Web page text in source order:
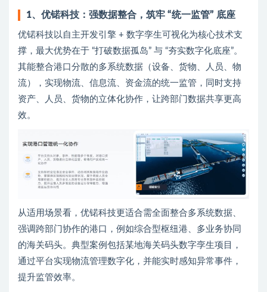
1、优锘科技：强数据整合，筑牢 “统一监管” 底座
优锘科技以自主开发引擎 + 数字孪生可视化为核心技术支
撑，最大优势在于 “打破数据孤岛” 与 “夯实数字化底座”。
其能整合港口分散的多系统数据（设备、货物、人员、物
流），实现物流、信息流、资金流的统一监管，同时支持
资产、人员、货物的立体化协作，让跨部门数据共享更高
效。
从适用场景看，优锘科技更适合需全面整合多系统数据、
强调跨部门协作的港口，例如综合型枢纽港、多业务协同
的海关码头。典型案例包括某地海关码头数字孪生项目，
通过平台实现物流管理数字化，并能实时感知异常事件，
提升监管效率。